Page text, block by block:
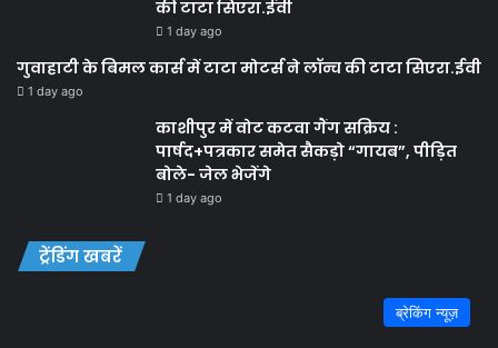
की टाटा सिएरा.ईवी
1 day ago
गुवाहाटी के बिमल कार्स में टाटा मोटर्स ने लॉन्च की टाटा सिएरा.ईवी
1 day ago
काशीपुर में वोट कटवा गैंग सक्रिय :
पार्षद+पत्रकार समेत सैकड़ो “गायब”, पीड़ित
बोले- जेल भेजेंगे
1 day ago
ट्रेंडिंग खबरें
ब्रेकिंग न्यूज़